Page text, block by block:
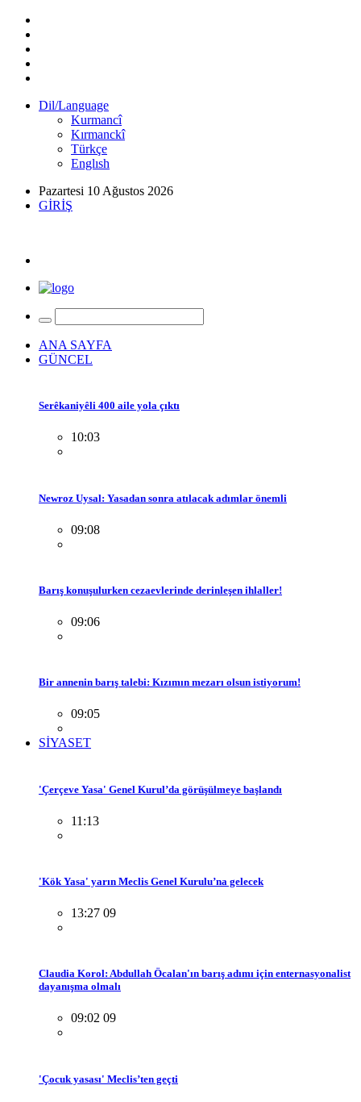
Dil/Language
Kurmancî
Kırmanckî
Türkçe
Englısh
Pazartesi 10 Ağustos 2026
GİRİŞ
ANA SAYFA
GÜNCEL
Serêkaniyêli 400 aile yola çıktı
10:03
Newroz Uysal: Yasadan sonra atılacak adımlar önemli
09:08
Barış konuşulurken cezaevlerinde derinleşen ihlaller!
09:06
Bir annenin barış talebi: Kızımın mezarı olsun istiyorum!
09:05
SİYASET
'Çerçeve Yasa' Genel Kurul’da görüşülmeye başlandı
11:13
'Kök Yasa' yarın Meclis Genel Kurulu’na gelecek
13:27 09
Claudia Korol: Abdullah Öcalan'ın barış adımı için enternasyonalist
dayanışma olmalı
09:02 09
'Çocuk yasası' Meclis’ten geçti